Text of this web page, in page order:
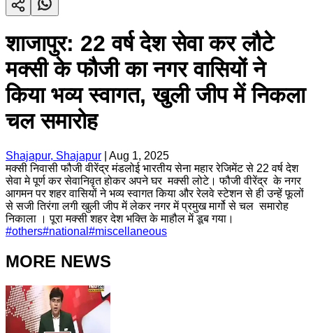
शाजापुर: 22 वर्ष देश सेवा कर लौटे
मक्सी के फौजी का नगर वासियों ने
किया भव्य स्वागत, खुली जीप में निकला
चल समारोह
Shajapur, Shajapur
Aug 1, 2025
मक्सी निवासी फौजी वीरेंद्र मंडलोई भारतीय सेना महार रेजिमेंट से 22 वर्ष देश
सेवा मे पूर्ण कर सेवानिवृत होकर अपने घर मक्सी लोटे। फौजी वीरेंद्र के नगर
आगमन पर शहर वासियों ने भव्य स्वागत किया और रेलवे स्टेशन से ही उन्हें फूलों
से सजी तिरंगा लगी खुली जीप में लेकर नगर में प्रमुख मार्गो से चल समारोह
निकाला । पूरा मक्सी शहर देश भक्ति के माहौल में डूब गया।
#others#national #miscellaneous
MORE NEWS